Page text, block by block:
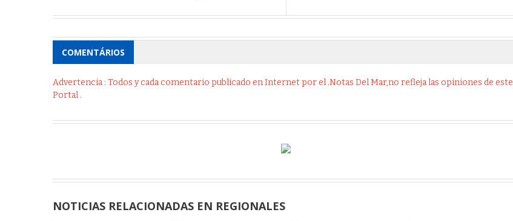
COMENTÁRIOS
Advertencia : Todos y cada comentario publicado en Internet por el .Notas Del Mar,no refleja las opiniones de este
Portal .
NOTICIAS RELACIONADAS EN REGIONALES